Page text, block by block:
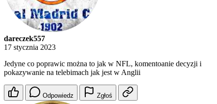
dareczek557
17 stycznia 2023
Jedyne co poprawic można to jak w NFL, komentoanie decyzji i
pokazywanie na telebimach jak jest w Anglii
Odpowiedz Zgłoś